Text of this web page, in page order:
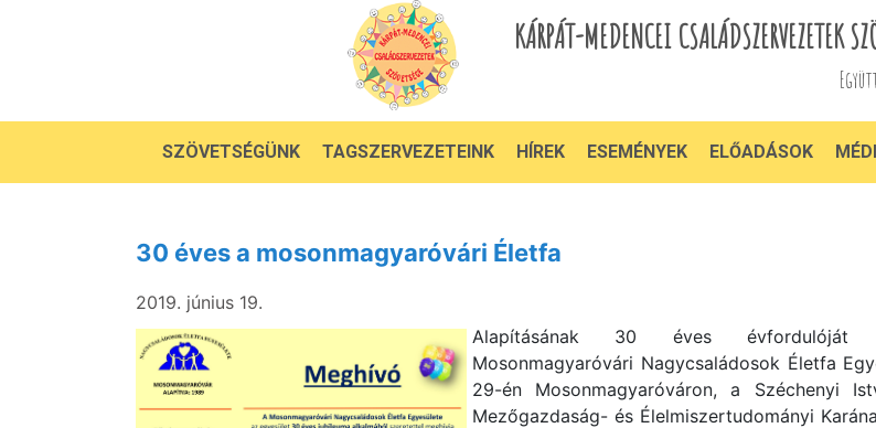
KÁRPÁT-MEDENCEI CSALÁDSZERVEZETEK
SZÖVETSÉGÜNK TAGSZERVEZETEINK HÍREK ESEMÉNYEK ELŐADÁSOK
30 éves a mosonmagyaróvári Életfa
2019. június 19.
Alapításának 30 éves
Mosonmagyaróvári Nagycsaládosok Életfa
29-én Mosonmagyaróváron, a Széchenyi
Mezőgazdaság- és Élelmiszertudományi